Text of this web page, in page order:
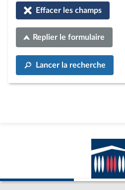
Effacer les champs
Replier le formulaire
Lancer la recherche